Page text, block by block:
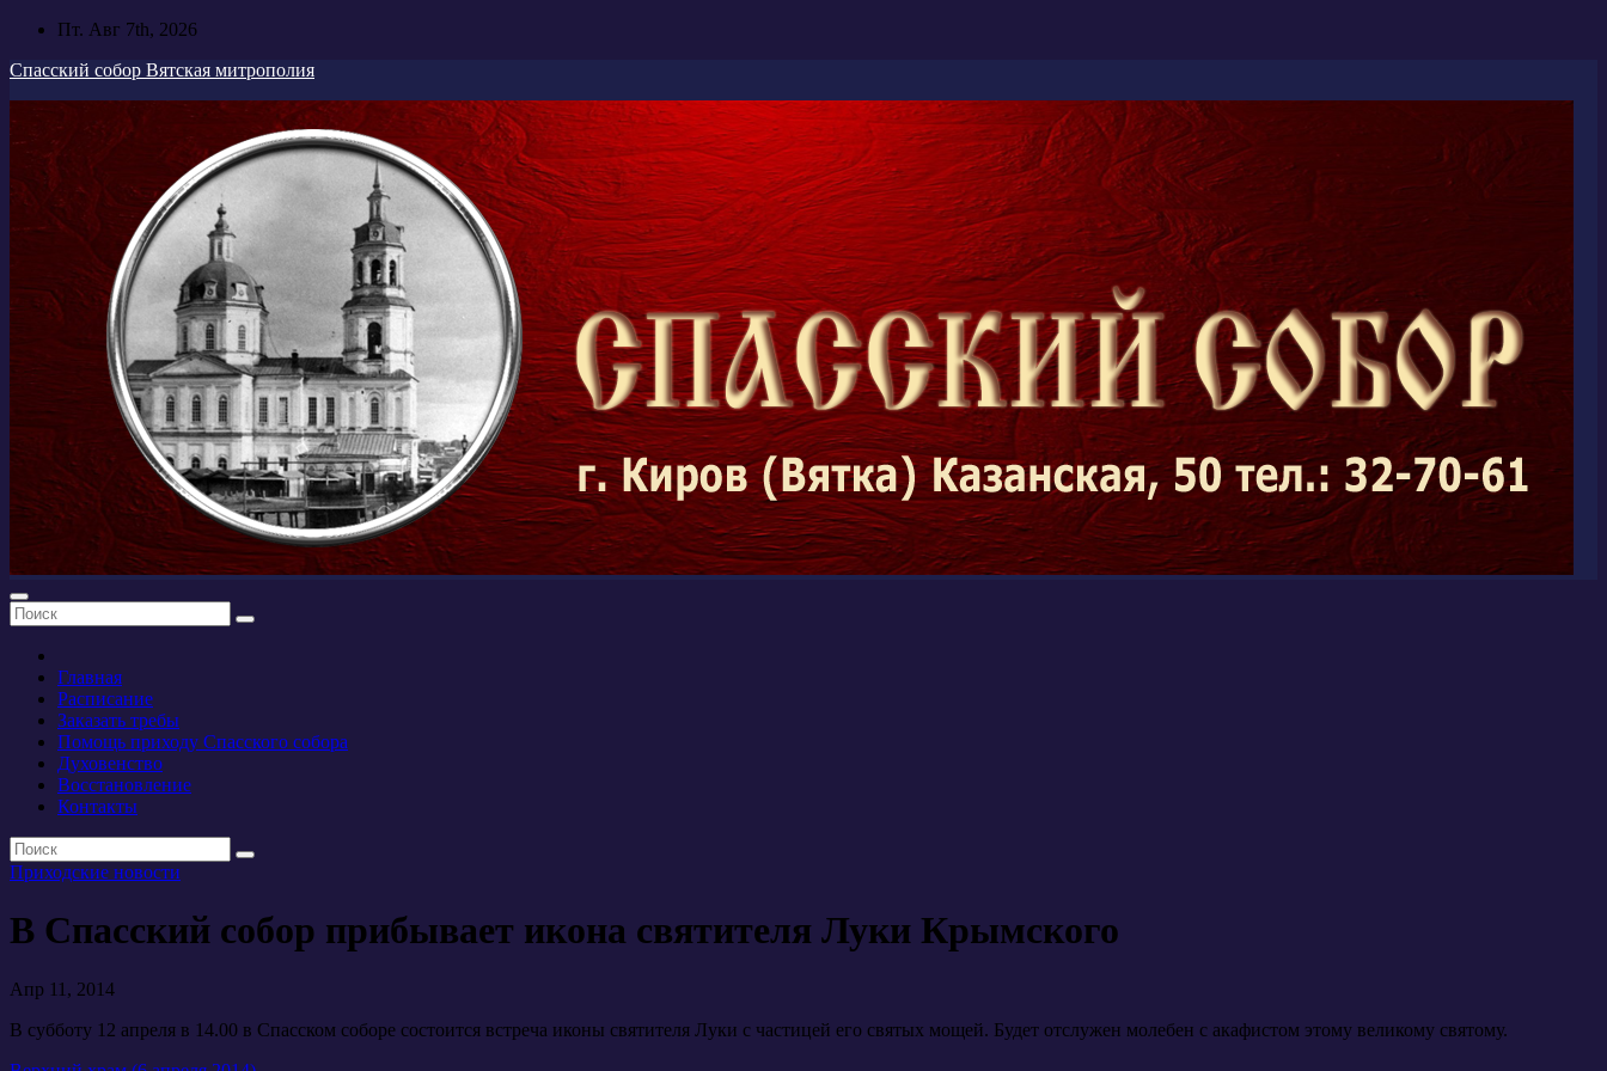
Перейти
содержимому
Пт. Авг 7th, 2026
Спасский собор Вятская митрополия
Главная
Расписание
Заказать требы
Помощь приходу Спасского собора
Духовенство
Восстановление
Контакты
Приходские новости
В Спасский собор прибывает икона святителя Луки Крымского
Апр 11, 2014
В субботу 12 апреля в 14.00 в Спасском соборе состоится встреча иконы святителя Луки с частицей его святых мощей. Будет отслужен молебен с акафистом этому великому святому.